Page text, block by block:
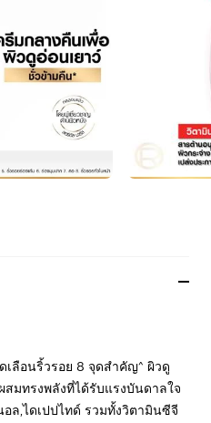
ลือนริ้วรอย 8 จุดสำคัญ^ ผิวดู
มทรงพลังที่ได้รับแรงบันดาลใจ
ล,ไดเปปไทด์ รวมทั้งวิตามินซีจี